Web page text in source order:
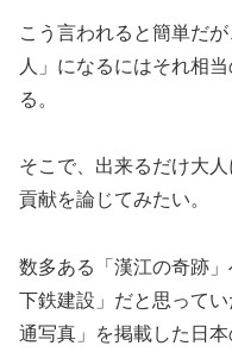
こう言われると簡単だ
人」になるにはそれ相
る。
そこで、出来るだけ大
貢献を論じてみたい。
数多ある「漢江の奇跡
下鉄建設」だと思って
通写真」を掲載した日